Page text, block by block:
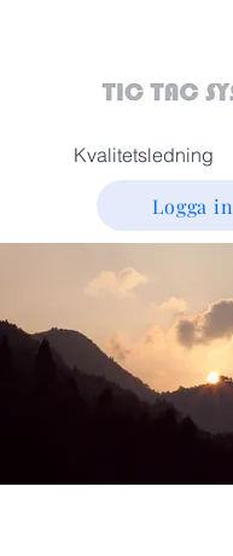
Kvalitetsledning
Logga in